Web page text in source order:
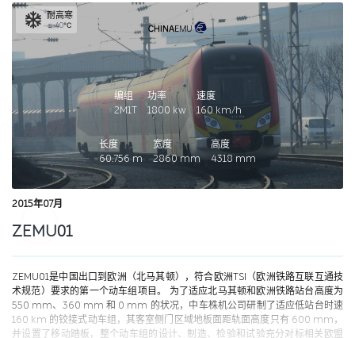
V，额定频率 50 Hz，额定输出容量 70 kVA/ 56 kW。非动力转向架的牵引装
置和车体中间铰接装置组合在一起，非动力转向架通过前后两组空气弹簧分别
承载前后两节车体的各自一端，通过牵引铰接装置来实现前后车体的铰接。非
动力转向架端部设有 4 根抗蛇行减振器，分别连接两节车体来衰减构架的蛇行
运动，中部设有 2 套抗侧滚装置，分别用于提升前后两节车体的柔度系数。动
力转向架采用低位单拉杆结构牵引装置，非动力转向架采用低位双拉杆结构牵
引装置。动力从车体上安装的动力包输出，通过传动轴传递至靠近车体中心侧
轮对的驱动装置上，再通过传动轴传递至另一轮对驱动装置。 采用符合IEC
61375标准的TCN网络控制系统，列车级总线为WTB，可实现3车重联功能，车
辆级总线为MVB，电介质为EMD，实现车辆内部子系统间的通信，以太网总线
能实现各网络设备的程序更新、诊断数据的下载。
耐高寒
≤-40℃
编组
2M1T
功率
1800 kw
速度
160 km/h
长度
60.756m
宽度
2860mm
高度
4318 mm
2015年07月
ZEMU01
ZEMU01是中国出口到欧洲（北马其顿），符合欧洲TSI（欧洲铁路互联互通技
术规范）要求的第一个动车组项目。 为了适应北马其顿和欧洲铁路站台高度为
550 mm、360 mm 和 0 mm 的状况，中车株机公司研制了适应低站台时速
160 km 的铰接式动车组，其客室侧门区域地板面距轨面高度只有 600 mm，
并设置了移动踏板，整个动车组的设计、制造、检验和试验充分对标相关欧盟